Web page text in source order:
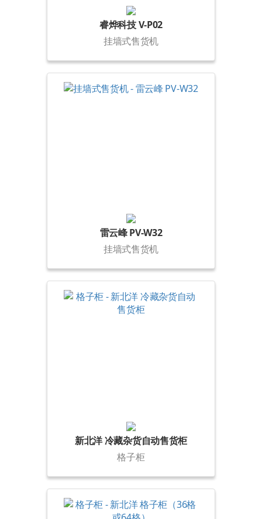
睿烨科技 V-P02
挂墙式售货机
雷云峰 PV-W32
挂墙式售货机
新北洋 冷藏杂货自动售货柜
格子柜